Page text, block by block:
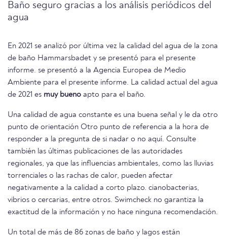
Baño seguro gracias a los análisis periódicos del
agua
En 2021 se analizó por última vez la calidad del agua de la zona
de baño Hammarsbadet y se presentó para el presente
informe. se presentó a la Agencia Europea de Medio
Ambiente para el presente informe. La calidad actual del agua
de 2021 es muy bueno apto para el baño.
Una calidad de agua constante es una buena señal y le da otro
punto de orientación Otro punto de referencia a la hora de
responder a la pregunta de si nadar o no aquí. Consulte
también las últimas publicaciones de las autoridades
regionales, ya que las influencias ambientales, como las lluvias
torrenciales o las rachas de calor, pueden afectar
negativamente a la calidad a corto plazo. cianobacterias,
vibrios o cercarias, entre otros. Swimcheck no garantiza la
exactitud de la información y no hace ninguna recomendación.
Un total de más de 86 zonas de baño y lagos están